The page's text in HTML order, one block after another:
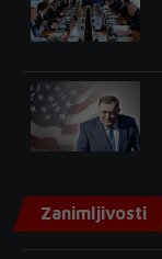
Zanimljivosti